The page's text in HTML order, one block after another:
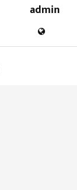
admin